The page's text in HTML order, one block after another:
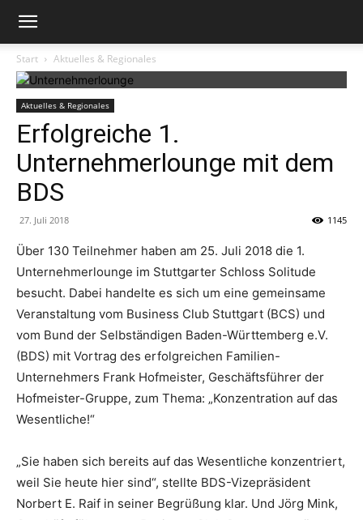
Start Aktuelles & Regionales
Aktuelles & Regionales
Erfolgreiche 1.
Unternehmerlounge mit dem
BDS
27. Juli 2018 1145
Über 130 Teilnehmer haben am 25. Juli 2018 die 1.
Unternehmerlounge im Stuttgarter Schloss Solitude
besucht. Dabei handelte es sich um eine gemeinsame
Veranstaltung vom Business Club Stuttgart (BCS) und
vom Bund der Selbständigen Baden-Württemberg e.V.
(BDS) mit Vortrag des erfolgreichen Familien-
Unternehmers Frank Hofmeister, Geschäftsführer der
Hofmeister-Gruppe, zum Thema: „Konzentration auf das
Wesentliche!“
„Sie haben sich bereits auf das Wesentliche konzentriert,
weil Sie heute hier sind“, stellte BDS-Vizepräsident
Norbert E. Raif in seiner Begrüßung klar. Und Jörg Mink,